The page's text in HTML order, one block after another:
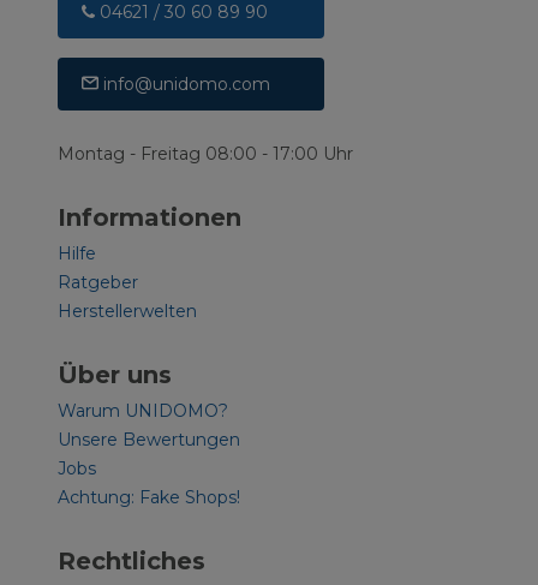
04621 / 30 60 89 90
info@unidomo.com
Montag - Freitag 08:00 - 17:00 Uhr
Informationen
Hilfe
Ratgeber
Herstellerwelten
Über uns
Warum UNIDOMO?
Unsere Bewertungen
Jobs
Achtung: Fake Shops!
Rechtliches